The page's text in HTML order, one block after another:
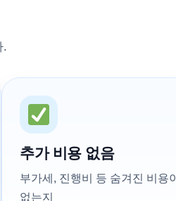
.
추가 비용 없음
부가세, 진행비 등 숨겨진 비용이
없는지